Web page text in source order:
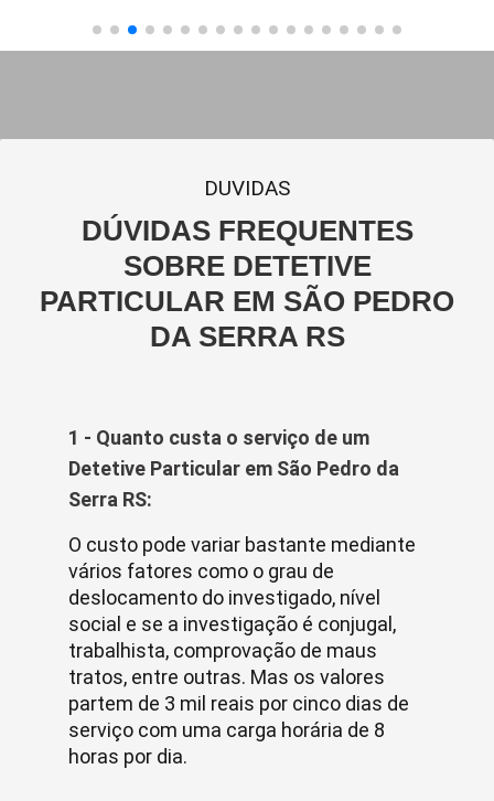
DUVIDAS
DÚVIDAS FREQUENTES
SOBRE DETETIVE
PARTICULAR EM SÃO PEDRO
DA SERRA RS
1 - Quanto custa o serviço de um
Detetive Particular em São Pedro da
Serra RS:
O custo pode variar bastante mediante
vários fatores como o grau de
deslocamento do investigado, nível
social e se a investigação é conjugal,
trabalhista, comprovação de maus
tratos, entre outras. Mas os valores
partem de 3 mil reais por cinco dias de
serviço com uma carga horária de 8
horas por dia.